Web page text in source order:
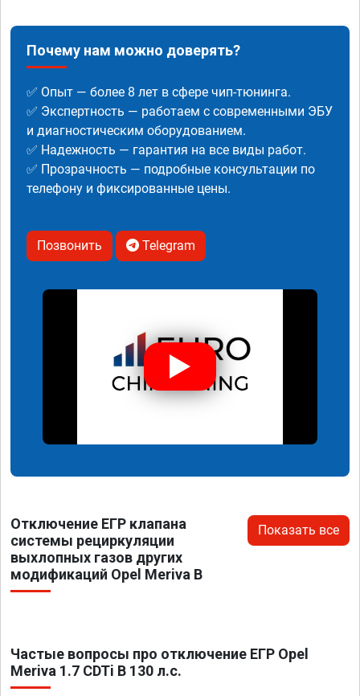
Почему нам можно доверять?
✅ Опыт — более 8 лет в сфере чип-тюнинга.
✅ Экспертность — работаем с современными ЭБУ
и диагностическим оборудованием.
✅ Надежность — гарантия на все виды работ.
✅ Прозрачность — подробные консультации по
телефону и фиксированные цены.
Позвонить Telegram
Отключение ЕГР клапана
системы рециркуляции
выхлопных газов других
модификаций Opel Meriva B
Показать все
Частые вопросы про отключение ЕГР Opel
Meriva 1.7 CDTi B 130 л.с.